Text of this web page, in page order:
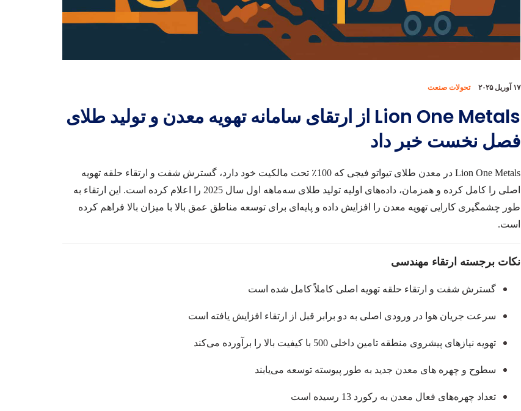
۱۷ آوریل ۲۰۲۵ تحولات صنعت
Lion One Metals از ارتقای سامانه تهویه معدن و تولید طلای
فصل نخست خبر داد
Lion One Metals
در معدن طلای تیواتو فیجی که 100٪ تحت مالکیت خود دارد، گسترش شفت و ارتقاء حلقه تهویه
اصلی را کامل کرده و همزمان، داده‌های اولیه تولید طلای سه‌ماهه اول سال 2025 را اعلام کرده است. این ارتقاء به
طور چشمگیری کارایی تهویه معدن را افزایش داده و پایه‌ای برای توسعه مناطق عمق بالا با میزان بالا فراهم کرده
است.
نکات برجسته ارتقاء مهندسی
گسترش شفت و ارتقاء حلقه تهویه اصلی کاملاً کامل شده است
سرعت جریان هوا در ورودی اصلی به دو برابر قبل از ارتقاء افزایش یافته است
تهویه نیازهای پیشروی منطقه تامین داخلی 500 با کیفیت بالا را برآورده می‌کند
سطوح و چهره های معدن جدید به طور پیوسته توسعه می‌یابند
تعداد چهره‌های فعال معدن به رکورد 13 رسیده است